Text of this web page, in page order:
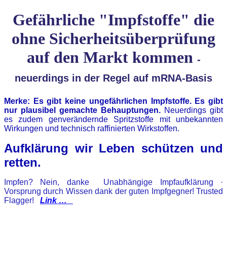
Gefährliche "Impfstoffe" die
ohne Sicherheitsüberprüfung
auf den Markt kommen -
neuerdings in der Regel auf mRNA-Basis
Merke: Es gibt keine ungefährlichen Impfstoffe. Es gibt
nur plausibel gemachte Behauptungen. Neuerdings gibt
es zudem genverändernde Spritzstoffe mit unbekannten
Wirkungen und technisch raffinierten Wirkstoffen.
Aufklärung wir Leben schützen und
retten.
Impfen? Nein, danke Unabhängige Impfaufklärung ·
Vorsprung durch Wissen dank der guten Impfgegner! Trusted
Flagger! Link …